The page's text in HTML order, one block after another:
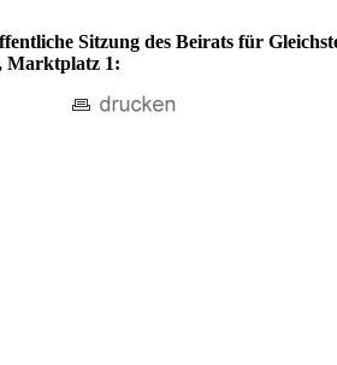
Sitzung des Beirats für
Marktplatz 1: